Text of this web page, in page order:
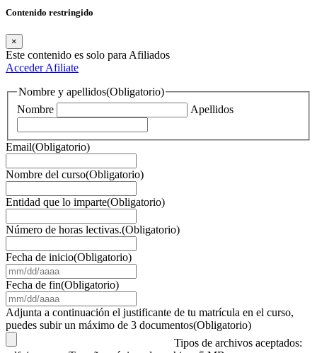
Contenido restringido
×
Este contenido es solo para Afiliados
AccederAfiliate
Nombre y apellidos(Obligatorio)
Nombre
Apellidos
Email(Obligatorio)
Nombre del curso(Obligatorio)
Entidad que lo imparte(Obligatorio)
Número de horas lectivas.(Obligatorio)
Fecha de inicio(Obligatorio)
barra
DD
barra
AAAA
Fecha de fin(Obligatorio)
barra
DD
Adjunta a continuación el justificante de tu matrícula en el curso,
puedes subir un máximo de 3 documentos(Obligatorio)
Tipos de archivos aceptados: